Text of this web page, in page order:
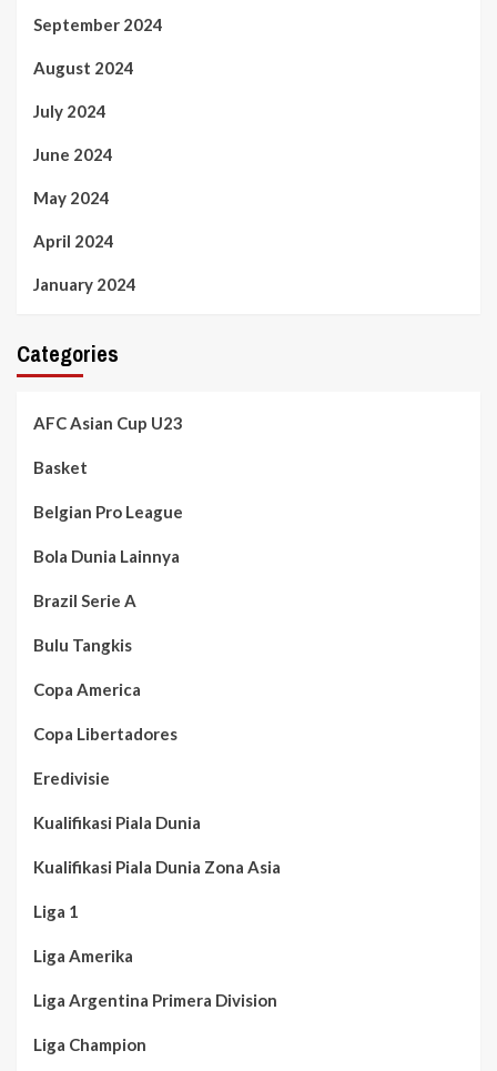
September 2024
August 2024
July 2024
June 2024
May 2024
April 2024
January 2024
Categories
AFC Asian Cup U23
Basket
Belgian Pro League
Bola Dunia Lainnya
Brazil Serie A
Bulu Tangkis
Copa America
Copa Libertadores
Eredivisie
Kualifikasi Piala Dunia
Kualifikasi Piala Dunia Zona Asia
Liga 1
Liga Amerika
Liga Argentina Primera Division
Liga Champion